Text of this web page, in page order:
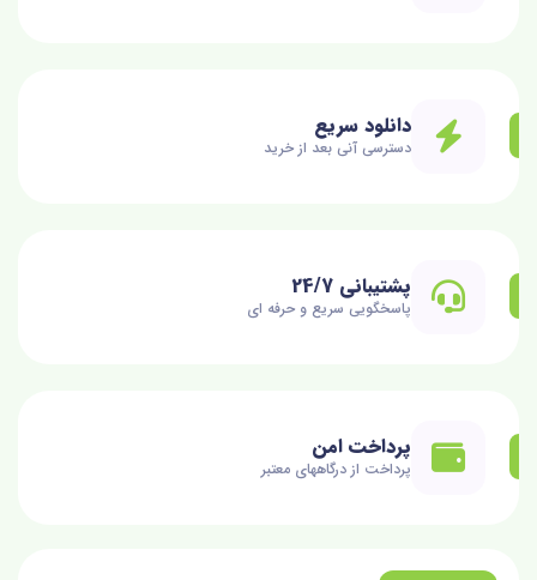
دانلود سریع
دسترسی آنی بعد از خرید
پشتیبانی 24/7
پاسخگویی سریع و حرفه ای
پرداخت امن
پرداخت از درگاههای معتبر